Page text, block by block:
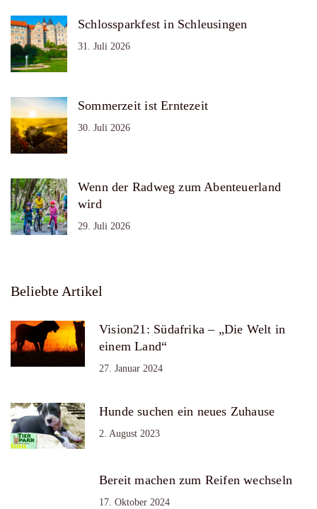
Schlossparkfest in Schleusingen
31. Juli 2026
Sommerzeit ist Erntezeit
30. Juli 2026
Wenn der Radweg zum Abenteuerland
wird
29. Juli 2026
Beliebte Artikel
Vision21: Südafrika – „Die Welt in
einem Land“
27. Januar 2024
Hunde suchen ein neues Zuhause
2. August 2023
Bereit machen zum Reifen wechseln
17. Oktober 2024